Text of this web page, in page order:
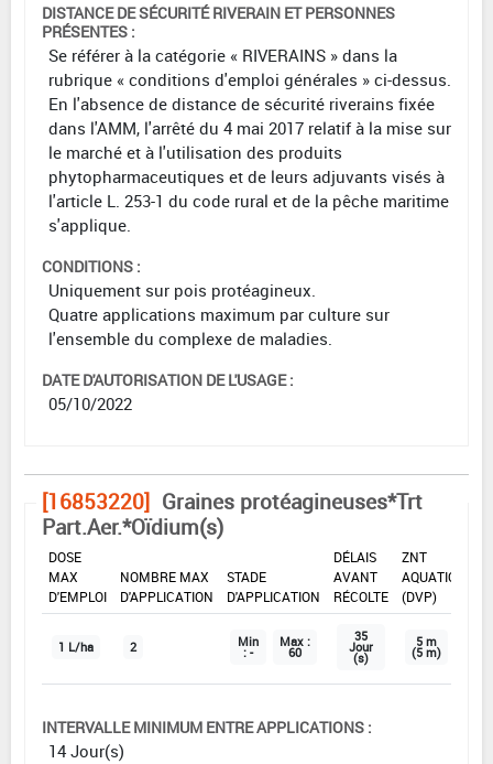
DISTANCE DE SÉCURITÉ RIVERAIN ET PERSONNES
PRÉSENTES :
Se référer à la catégorie « RIVERAINS » dans la
rubrique « conditions d'emploi générales » ci-dessus.
En l'absence de distance de sécurité riverains fixée
dans l'AMM, l'arrêté du 4 mai 2017 relatif à la mise sur
le marché et à l'utilisation des produits
phytopharmaceutiques et de leurs adjuvants visés à
l'article L. 253-1 du code rural et de la pêche maritime
s'applique.
CONDITIONS :
Uniquement sur pois protéagineux.
Quatre applications maximum par culture sur
l'ensemble du complexe de maladies.
DATE D'AUTORISATION DE L'USAGE :
05/10/2022
[16853220] Graines protéagineuses*Trt
Part.Aer.*Oïdium(s)
DOSE
MAX
D'EMPLOI
NOMBRE MAX
D'APPLICATION
STADE
D'APPLICATION
DÉLAIS
AVANT
RÉCOLTE
ZNT
AQUATIQUE
(DVP)
1 L/ha 2 Min
: -
Max :
60
35
Jour
(s)
5 m
(5 m)
INTERVALLE MINIMUM ENTRE APPLICATIONS :
14 Jour(s)